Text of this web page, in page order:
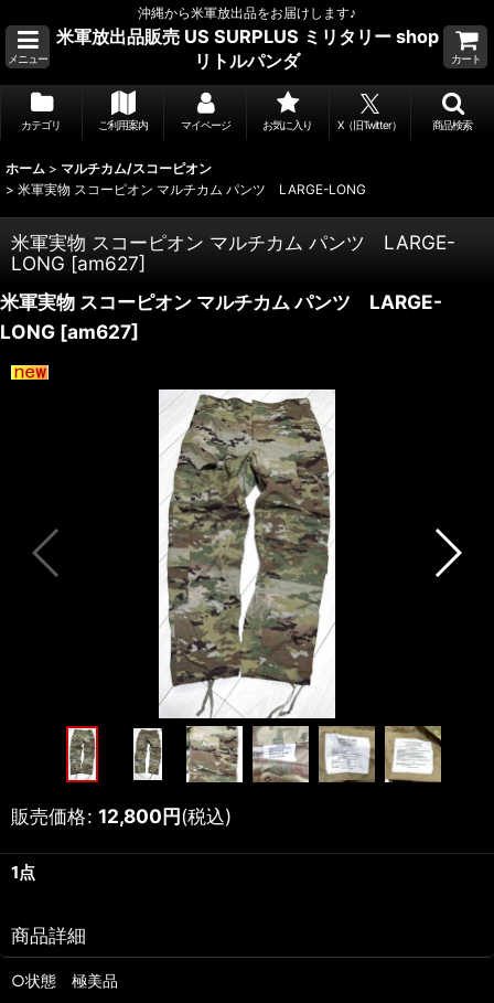
沖縄から米軍放出品をお届けします♪
メニュー
米軍放出品販売 US SURPLUS ミリタリー shop
リトルパンダ
カート
カテゴリ ご利用案内 マイページ お気に入り X（旧Twitter） 商品検索
ホーム > マルチカム/スコーピオン
> 米軍実物 スコーピオン マルチカム パンツ LARGE-LONG
米軍実物 スコーピオン マルチカム パンツ LARGE-
LONG [am627]
米軍実物 スコーピオン マルチカム パンツ LARGE-
LONG [am627]
販売価格: 12,800円(税込)
1点
商品詳細
○状態 極美品